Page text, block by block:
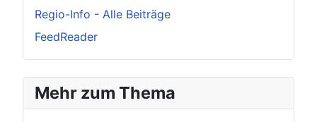
Regio-Info - Alle Beiträge
FeedReader
Mehr zum Thema